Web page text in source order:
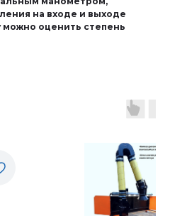
на входе и выходе
можно оценить степень